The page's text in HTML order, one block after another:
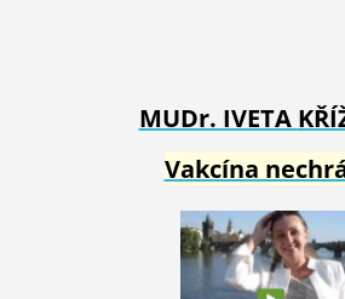
MUDr. IVETA
Vakcína